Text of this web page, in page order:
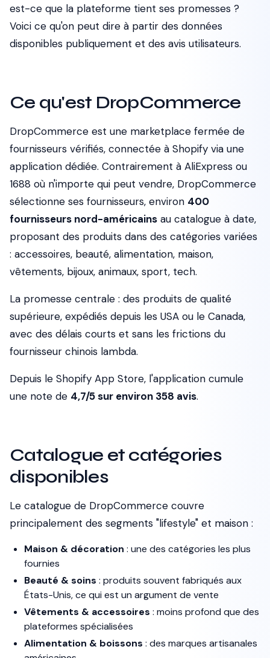
est-ce que la plateforme tient ses promesses ?
Voici ce qu'on peut dire à partir des données
disponibles publiquement et des avis utilisateurs.
Ce qu'est DropCommerce
DropCommerce est une marketplace fermée de
fournisseurs vérifiés, connectée à Shopify via une
application dédiée. Contrairement à AliExpress ou
1688 où n'importe qui peut vendre, DropCommerce
sélectionne ses fournisseurs, environ 400
fournisseurs nord-américains au catalogue à date,
proposant des produits dans des catégories variées
: accessoires, beauté, alimentation, maison,
vêtements, bijoux, animaux, sport, tech.
La promesse centrale : des produits de qualité
supérieure, expédiés depuis les USA ou le Canada,
avec des délais courts et sans les frictions du
fournisseur chinois lambda.
Depuis le Shopify App Store, l'application cumule
une note de 4,7/5 sur environ 358 avis.
Catalogue et catégories
disponibles
Le catalogue de DropCommerce couvre
principalement des segments "lifestyle" et maison :
Maison & décoration : une des catégories les plus
fournies
Beauté & soins : produits souvent fabriqués aux
États-Unis, ce qui est un argument de vente
Vêtements & accessoires : moins profond que des
plateformes spécialisées
Alimentation & boissons : des marques artisanales